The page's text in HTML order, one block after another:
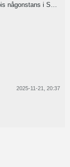
Har kommit över två ABU-rullar på en loppis någonstans i Sverige. Servat själv nu. Den ena är en klassisk...
2025-11-21, 20:37